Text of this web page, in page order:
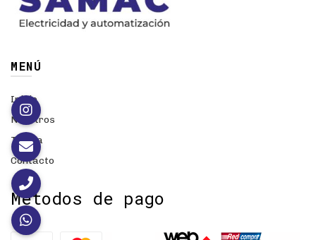
MENÚ
Inicio
Nosotros
Tienda
Contacto
Métodos de pago